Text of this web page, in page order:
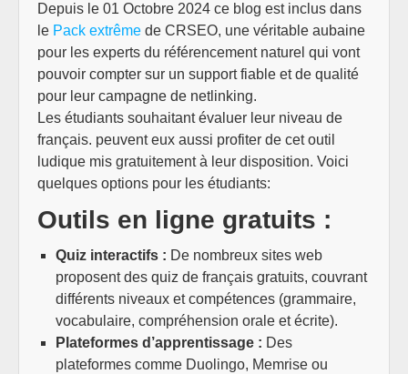
Depuis le 01 Octobre 2024 ce blog est inclus dans
le Pack extrême de CRSEO, une véritable aubaine
pour les experts du référencement naturel qui vont
pouvoir compter sur un support fiable et de qualité
pour leur campagne de netlinking.
Les étudiants souhaitant évaluer leur niveau de
français. peuvent eux aussi profiter de cet outil
ludique mis gratuitement à leur disposition. Voici
quelques options pour les étudiants:
Outils en ligne gratuits :
Quiz interactifs : De nombreux sites web
proposent des quiz de français gratuits, couvrant
différents niveaux et compétences (grammaire,
vocabulaire, compréhension orale et écrite).
Plateformes d’apprentissage : Des
plateformes comme Duolingo, Memrise ou